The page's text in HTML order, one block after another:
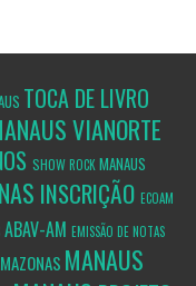
TOCA DE LIVRO
VIANORTE
SHOWROCKMANAUS
INSCRIÇÃO ECOAM
ABAV-AM EMISSÃO DE NOTAS
MANAUS